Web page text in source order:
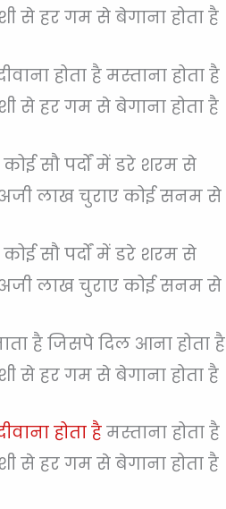
से हर गम से बेगाना होता है
होता है मस्ताना होता है
से हर गम से बेगाना होता है
सौ पर्दों में डरे शरम से
लाख चुराए कोई सनम से
सौ पर्दों में डरे शरम से
लाख चुराए कोई सनम से
है जिसपे दिल आना होता है
से हर गम से बेगाना होता है
होता हैमस्ताना होता है
से हर गम से बेगाना होता है